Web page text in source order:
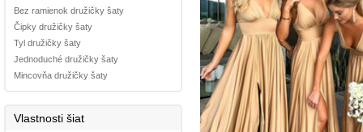
Bez ramienok družičky šaty
Čipky družičky šaty
Tyl družičky šaty
Jednoduché družičky šaty
Mincovňa družičky šaty
Vlastnosti šiat